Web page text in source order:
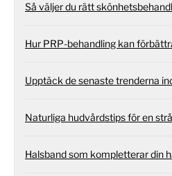
Så väljer du rätt
Hur PRP-behandling kan
Upptäck de senaste trenderna
Naturliga hudvårdstips för en
Halsband som kompletterar din